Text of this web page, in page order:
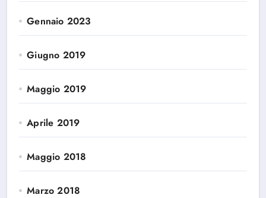
Gennaio 2023
Giugno 2019
Maggio 2019
Aprile 2019
Maggio 2018
Marzo 2018